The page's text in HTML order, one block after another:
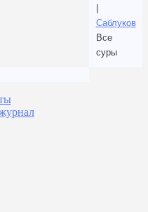
Саблуков
Все
суры